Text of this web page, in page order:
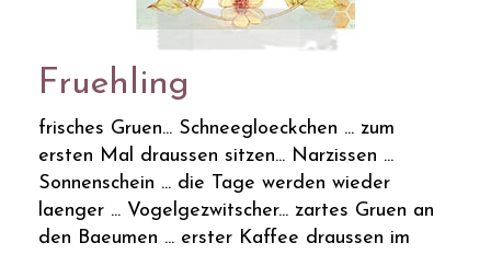
Fruehling
frisches Gruen... Schneegloeckchen ... zum
ersten Mal draussen sitzen... Narzissen ...
Sonnenschein ... die Tage werden wieder
laenger ... Vogelgezwitscher... zartes Gruen an
den Baeumen ... erster Kaffee draussen im